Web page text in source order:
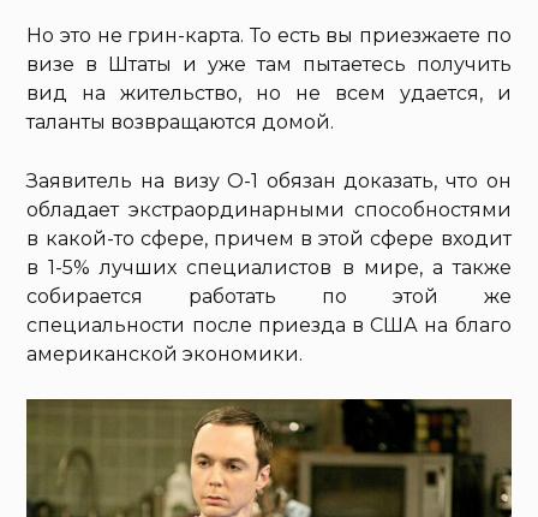
Но это не грин-карта. То есть вы приезжаете по
визе в Штаты и уже там пытаетесь получить
вид на жительство, но не всем удается, и
таланты возвращаются домой.
Заявитель на визу О-1 обязан доказать, что он
обладает экстраординарными способностями
в какой-то сфере, причем в этой сфере входит
в 1-5% лучших специалистов в мире, а также
собирается работать по этой же
специальности после приезда в США на благо
американской экономики.